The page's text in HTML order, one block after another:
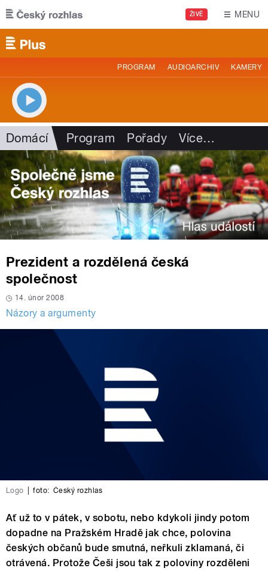
Přejít k hlavnímu obsahu
ŽIVĚ MENU
PROGRAM AUDIOARCHIV KAMERY
Domácí Program Pořady Více…
Prezident a rozdělená česká
společnost
14. únor 2008
Názory a argumenty
Logo foto: Český rozhlas
Ať už to v pátek, v sobotu, nebo kdykoli jindy potom
dopadne na Pražském Hradě jak chce, polovina
českých občanů bude smutná, neřkuli zklamaná, či
otrávená. Protože Češi jsou tak z poloviny rozděleni